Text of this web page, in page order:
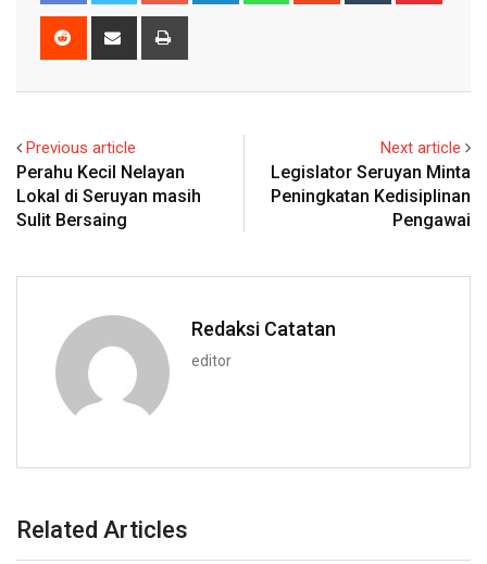
Reddit
Share
Previous article
Perahu Kecil Nelayan
Lokal di Seruyan masih
Sulit Bersaing
Next article
Legislator Seruyan Minta
Peningkatan Kedisiplinan
Pengawai
Redaksi Catatan
editor
Related Articles